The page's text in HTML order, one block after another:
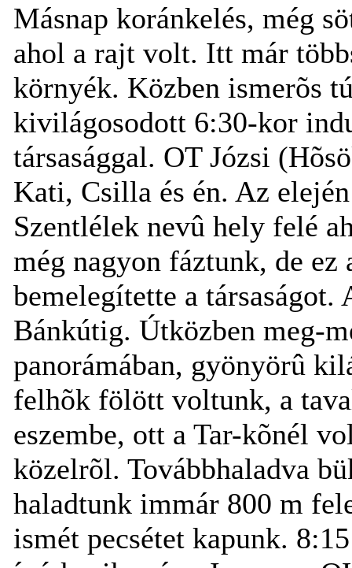
Másnap koránkelés, még
ahol a rajt volt. Itt már
környék. Közben ismerõs
kivilágosodott 6:30-kor
társasággal. OT Józsi
Kati, Csilla és én. Az
Szentlélek nevû hely felé
még nagyon fáztunk, de ez
bemelegítette a társaságot.
Bánkútig. Útközben meg-
panorámában, gyönyörû
felhõk fölött voltunk, a
eszembe, ott a Tar-kõnél
közelrõl. Továbbhaladva
haladtunk immár 800 m
ismét pecsétet kapunk.